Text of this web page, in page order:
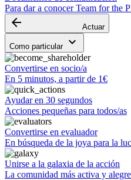
Para dar a conocer Team for the
arrow_backward Actuar
Como particular keyboard_arrow_down
Convertirse en socio/a
En 5 minutos, a partir de 1€
Ayudar en 30 segundos
Acciones pequeñas para todos/as
Convertirse en evaluador
En búsqueda de la joya para la
Unirse a la galaxia de la acción
La comunidad más activa y